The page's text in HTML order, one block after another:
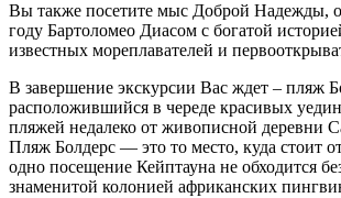
Вы также посетите мыс Доброй Надежды,
году Бартоломео Диасом с богатой
известных мореплавателей и
В завершение экскурсии Вас ждет – пляж
расположившийся в череде красивых
пляжей недалеко от живописной деревни
Пляж Болдерс — это то место, куда стоит
одно посещение Кейптауна не обходится
знаменитой колонией африканских